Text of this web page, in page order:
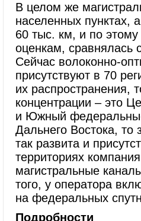
В целом же
населенных пунктах,
60 тыс. км, и по
оценкам, сравнялась
Сейчас волоконно-
присутствуют в 70
их распространения,
концентрации – это
и Южный
Дальнего Востока, то
так развита и
территориях
магистральные
того, у оператора
на федеральных
Подробности